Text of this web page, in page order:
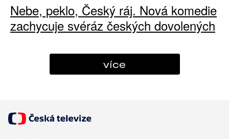
Nebe, peklo, Český ráj. Nová komedie
zachycuje svéráz českých dovolených
více